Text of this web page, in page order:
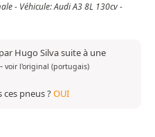
- Véhicule: Audi A3 8L 130cv -
Hugo Silva suite à une
- voir l'original (portugais)
ces pneus ?OUI